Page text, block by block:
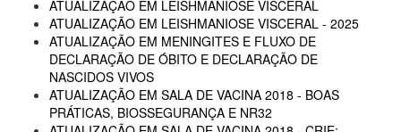
ATUALIZAÇÃO EM LEISHMANIOSE VISCERAL
ATUALIZAÇÃO EM LEISHMANIOSE VISCERAL - 2025
ATUALIZAÇÃO EM MENINGITES E FLUXO DE
DECLARAÇÃO DE ÓBITO E DECLARAÇÃO DE
NASCIDOS VIVOS
ATUALIZAÇÃO EM SALA DE VACINA 2018 - BOAS
PRÁTICAS, BIOSSEGURANÇA E NR32